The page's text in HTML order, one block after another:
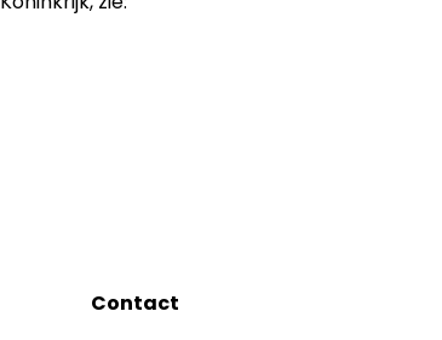
Contact